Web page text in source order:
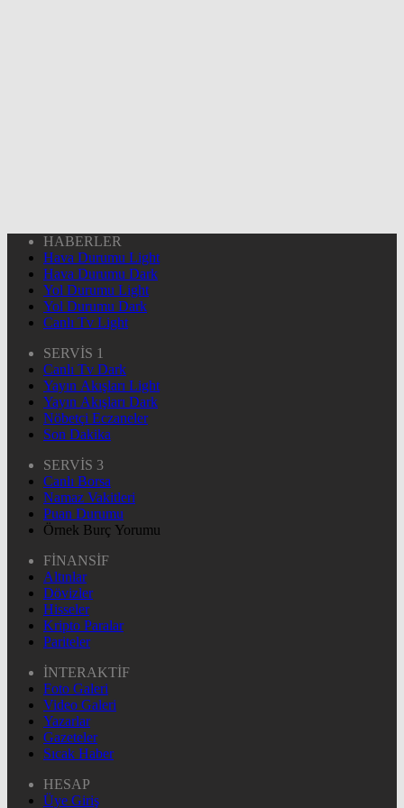
HABERLER
Hava Durumu Light
Hava Durumu Dark
Yol Durumu Light
Yol Durumu Dark
Canlı Tv Light
SERVİS 1
Canlı Tv Dark
Yayın Akışları Light
Yayın Akışları Dark
Nöbetçi Eczaneler
Son Dakika
SERVİS 3
Canlı Borsa
Namaz Vakitleri
Puan Durumu
Örnek Burç Yorumu
FİNANSİF
Altınlar
Dövizler
Hisseler
Kripto Paralar
Pariteler
İNTERAKTİF
Foto Galeri
Video Galeri
Yazarlar
Gazeteler
Sıcak Haber
HESAP
Üye Giriş